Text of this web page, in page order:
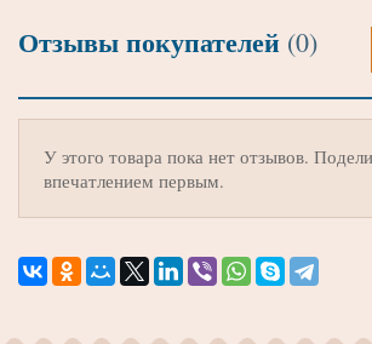
Отзывы покупателей (0)
У этого товара пока нет отзывов.
впечатлением первым.